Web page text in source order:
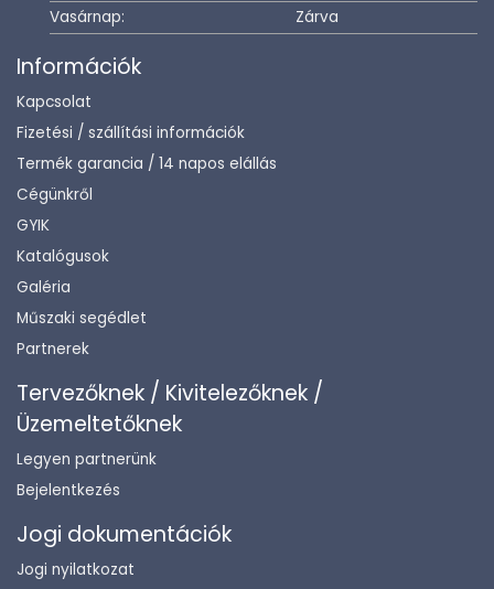
Vasárnap:
Zárva
Információk
Kapcsolat
Fizetési / szállítási információk
Termék garancia / 14 napos elállás
Cégünkről
GYIK
Katalógusok
Galéria
Műszaki segédlet
Partnerek
Tervezőknek / Kivitelezőknek /
Üzemeltetőknek
Legyen partnerünk
Bejelentkezés
Jogi dokumentációk
Jogi nyilatkozat